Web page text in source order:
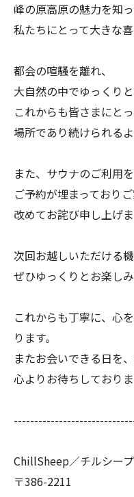
峰の原高原の魅力を知
私たちにとって大きな喜
都会の喧騒を離れ、
大自然の中でゆっくりと
これからも皆さまにと
場所であり続けられる
また、サウナのご利用
ご予約が埋まっており
改めてお詫び申し上げま
次回お越しいただける
ぜひゆっくりとお楽し
これからも丁寧に、心
ります。
またお会いできる日を
心よりお待ちしておりま
ChillSheep／チルシープ
〒386-2211